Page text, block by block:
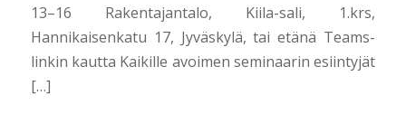
13–16 Rakentajantalo, Kiila-sali, 1.krs,
Hannikaisenkatu 17, Jyväskylä, tai etänä Teams-
linkin kautta Kaikille avoimen seminaarin esiintyjät
[…]